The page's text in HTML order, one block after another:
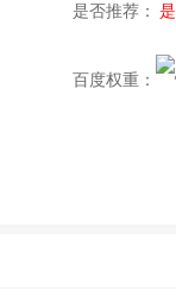
是否推荐： 是
百度权重：